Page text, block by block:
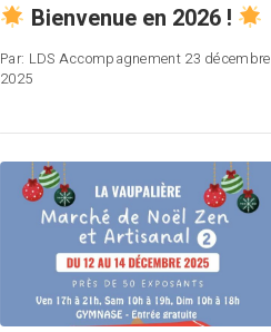
Bienvenue en 2026 !
Par: LDS Accompagnement 23 décembre
2025